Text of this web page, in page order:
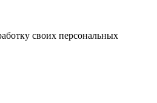
своих персональных